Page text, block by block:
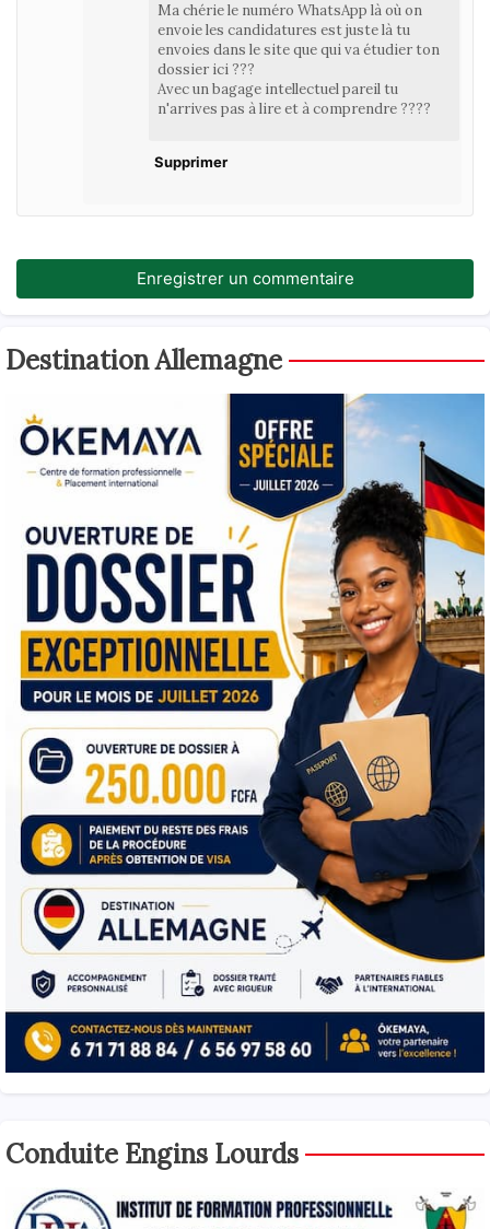
Ma chérie le numéro WhatsApp là où on
envoie les candidatures est juste là tu
envoies dans le site que qui va étudier ton
dossier ici ???
Avec un bagage intellectuel pareil tu
n'arrives pas à lire et à comprendre ????
Supprimer
Enregistrer un commentaire
Destination Allemagne
Conduite Engins Lourds